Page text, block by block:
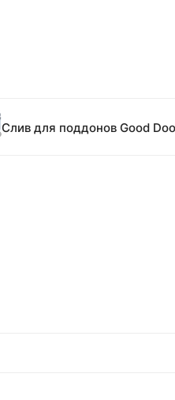
Слив для поддонов Good